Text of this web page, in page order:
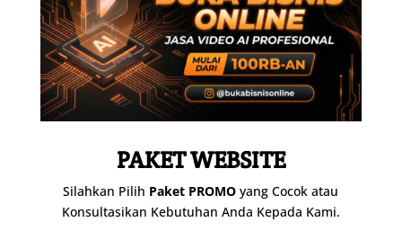
PAKET WEBSITE
Silahkan Pilih Paket PROMO yang Cocok atau
Konsultasikan Kebutuhan Anda Kepada Kami.